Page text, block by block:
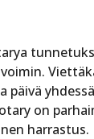
päivä yhdessä
on
harrastus.